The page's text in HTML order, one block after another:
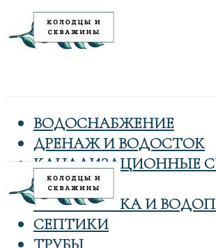
ВОДОСНАБЖЕНИЕ
ДРЕНАЖ И ВОДОСТОК
КАНАЛИЗАЦИОННЫЕ
КОЛОДЦЫ
САНТЕХНИКА И
СЕПТИКИ